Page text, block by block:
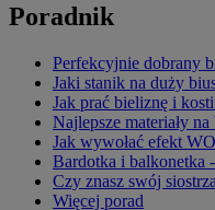
Poradnik
Perfekcyjnie dobrany
Jaki stanik na duży
Jak prać bieliznę i
Najlepsze materiały
Jak wywołać efekt
Bardotka i balkonetka
Czy znasz swój
Więcej porad